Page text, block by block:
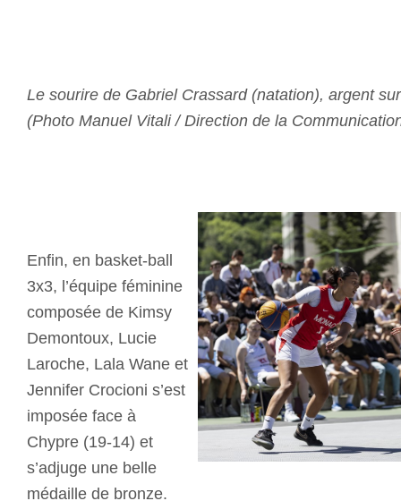
Le sourire de Gabriel Crassard (natation), argent
(Photo Manuel Vitali / Direction de la
Enfin, en basket-ball
3x3, l’équipe féminine
composée de Kimsy
Demontoux, Lucie
Laroche, Lala Wane et
Jennifer Crocioni s’est
imposée face à
Chypre (19-14) et
s’adjuge une belle
médaille de bronze.